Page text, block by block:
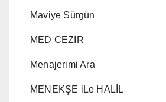
Maviye Sürgün
MED CEZIR
Menajerimi Ara
MENEKŞE iLe HALİL